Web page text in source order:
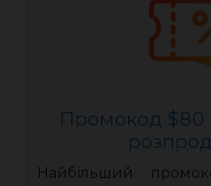
Промокод $80
Найбільший